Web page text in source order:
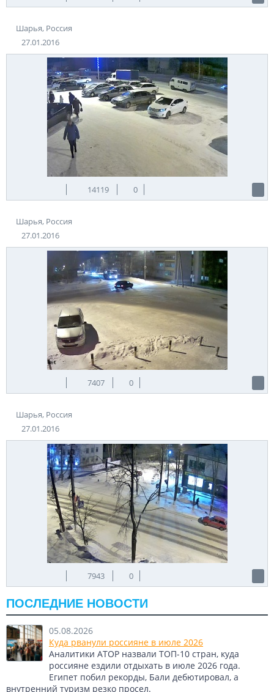
Шарья, Россия
27.01.2016
14119 0
Шарья, Россия
27.01.2016
7407 0
Шарья, Россия
27.01.2016
7943 0
ПОСЛЕДНИЕ НОВОСТИ
05.08.2026
Куда рванули россияне в июле 2026
Аналитики АТОР назвали ТОП-10 стран, куда
россияне ездили отдыхать в июле 2026 года.
Египет побил рекорды, Бали дебютировал, а
внутренний туризм резко просел.